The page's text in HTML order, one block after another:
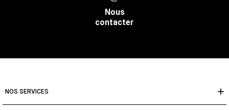
Nous
contacter
NOS SERVICES